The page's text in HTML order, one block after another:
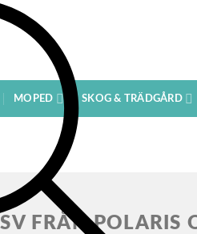
MOPED SKOG & TRÄDGÅRD
FRÅN POLARIS